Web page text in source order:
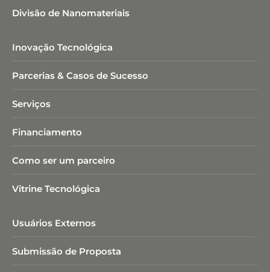
Divisão de Nanomateriais
Inovação Tecnológica
Parcerias & Casos de Sucesso
Serviços
Financiamento
Como ser um parceiro
Vitrine Tecnológica
Usuários Externos
Submissão de Proposta